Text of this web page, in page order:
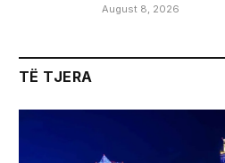
August 8, 2026
TË TJERA